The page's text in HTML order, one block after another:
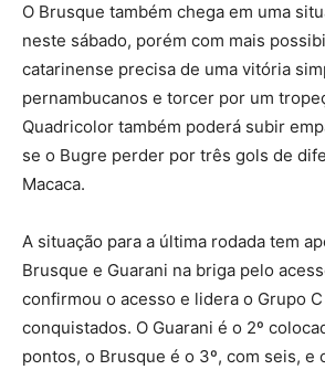
O Brusque também chega em uma
neste sábado, porém com mais
catarinense precisa de uma vitória
pernambucanos e torcer por um
Quadricolor também poderá subir
se o Bugre perder por três gols de
Macaca.
A situação para a última rodada tem
Brusque e Guarani na briga pelo
confirmou o acesso e lidera o Grupo
conquistados. O Guarani é o 2º
pontos, o Brusque é o 3º, com seis, e